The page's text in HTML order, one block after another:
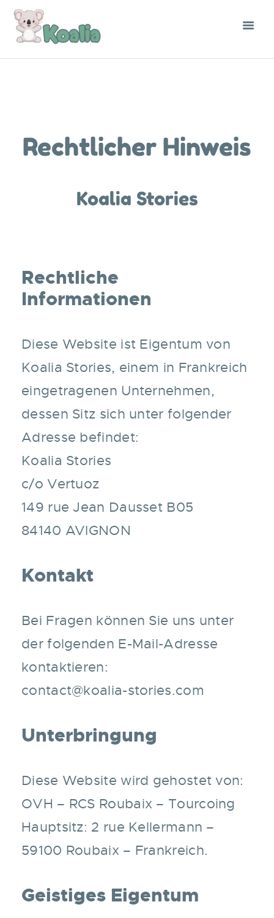
Rechtlicher Hinweis
Koalia Stories
Rechtliche
Informationen
Diese Website ist Eigentum von
Koalia Stories, einem in Frankreich
eingetragenen Unternehmen,
dessen Sitz sich unter folgender
Adresse befindet:
Koalia Stories
c/o Vertuoz
149 rue Jean Dausset B05
84140 AVIGNON
Kontakt
Bei Fragen können Sie uns unter
der folgenden E-Mail-Adresse
kontaktieren:
contact@koalia-stories.com
Unterbringung
Diese Website wird gehostet von:
OVH – RCS Roubaix – Tourcoing
Hauptsitz: 2 rue Kellermann –
59100 Roubaix – Frankreich.
Geistiges Eigentum